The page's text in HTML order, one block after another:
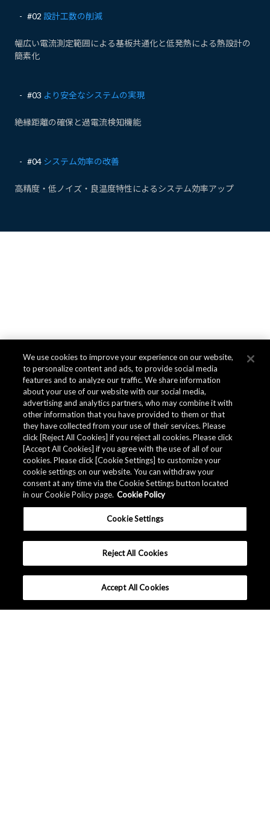
#02 設計工数の削減
幅広い電流測定範囲による基板共通化と低発熱による熱設計の
簡素化
#03 より安全なシステムの実現
絶縁距離の確保と過電流検知機能
#04 システム効率の改善
高精度・低ノイズ・良温度特性によるシステム効率アップ
We use cookies to improve your experience on our website,
to personalize content and ads, to provide social media
features and to analyze our traffic. We share information
about your use of our website with our social media,
advertising and analytics partners, who may combine it with
other information that you have provided to them or that
they have collected from your use of their services. Please
click [Reject All Cookies] if you reject all cookies. Please click
[Accept All Cookies] if you agree with the use of all of our
cookies. Please click [Cookie Settings] to customize your
cookie settings on our website. You can withdraw your
consent at any time via the Cookie Settings button located
in our Cookie Policy page. Cookie Policy
Cookie Settings
Reject All Cookies
Accept All Cookies